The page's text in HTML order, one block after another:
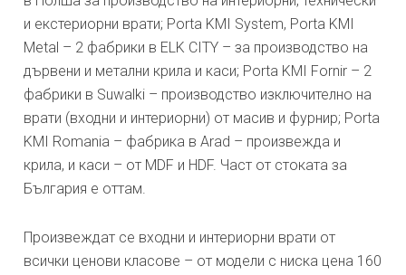
и екстериорни врати; Porta KMI System, Porta KMI
Metal – 2 фабрики в ELK CITY – за производство на
дървени и метални крила и каси; Porta KMI Fornir – 2
фабрики в Suwalki – производство изключително на
врати (входни и интериорни) от масив и фурнир; Porta
KMI Romania – фабрика в Arad – произвежда и
крила, и каси – от MDF и HDF. Част от стоката за
България е оттам.
Произвеждат се входни и интериорни врати от
всички ценови класове – от модели с ниска цена 160